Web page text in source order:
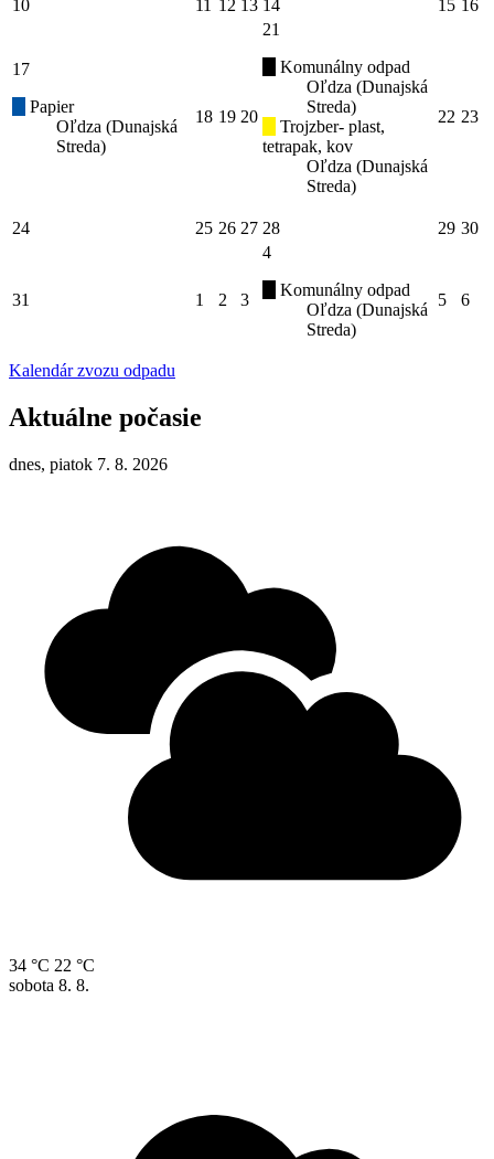
10 11 12 13 14 15 16
17
Papier
Oľdza (Dunajská
Streda)
18 19 20
21
Komunálny odpad
Oľdza (Dunajská
Streda)
Trojzber- plast,
tetrapak, kov
Oľdza (Dunajská
Streda)
22 23
24 25 26 27 28 29 30
31 1 2 3
4
Komunálny odpad
Oľdza (Dunajská
Streda)
5 6
Kalendár zvozu odpadu
Aktuálne počasie
dnes, piatok 7. 8. 2026
34 °C 22 °C
sobota 8. 8.